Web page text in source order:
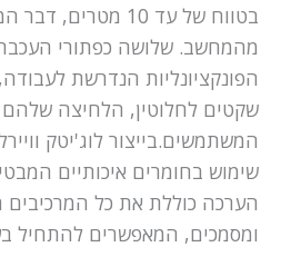
בטווח של עד 10
מהמחשב. שלושה כפתורי
הפונקציונליות הנדרשת
שקטים לחלוטין, הלחיצה שלהם
שימוש בחומרים איכותיים
הערכה כוללת את כל המרכיבים
ומסמכים, המאפשרים להתחיל